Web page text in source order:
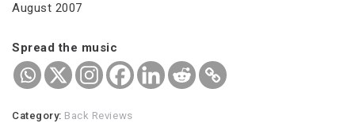
August 2007
Spread the music
Category: Back Reviews